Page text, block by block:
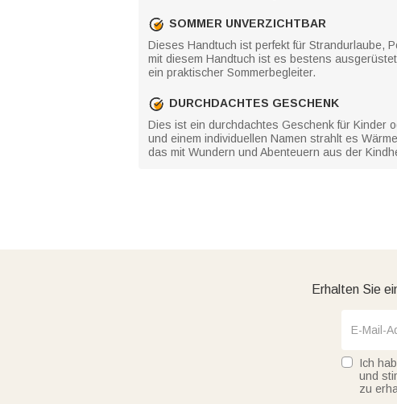
SOMMER UNVERZICHTBAR
Dieses Handtuch ist perfekt für Strandurlaube,
mit diesem Handtuch ist es bestens
ein praktischer Sommerbegleiter.
DURCHDACHTES GESCHENK
Dies ist ein durchdachtes Geschenk für Kinder
und einem individuellen Namen strahlt es
das mit Wundern und Abenteuern aus der
Erhalten Sie
Ich
und
zu